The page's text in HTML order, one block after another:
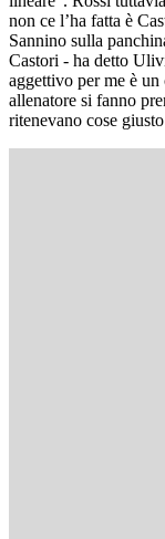
non ce l’ha fatta è
Sannino sulla
Castori - ha detto
aggettivo per me è
allenatore si fanno
ritenevano cose